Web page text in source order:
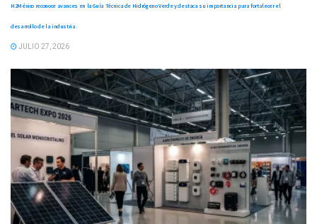
H2México reconoce avances en la Guía Técnica de Hidrógeno Verde y destaca su importancia para fortalecer el
desarrollo de la industria.
JULIO 27, 2026